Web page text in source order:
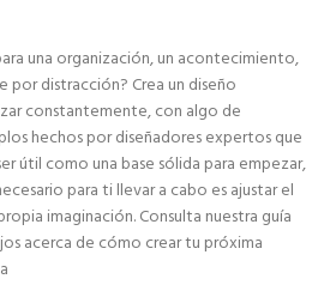
una organización, un acontecimiento,
distracción? Crea un diseño
constantemente, con algo de
hechos por diseñadores expertos que
útil como una base sólida para empezar,
para ti llevar a cabo es ajustar el
imaginación. Consulta nuestra guía
acerca de cómo crear tu próxima